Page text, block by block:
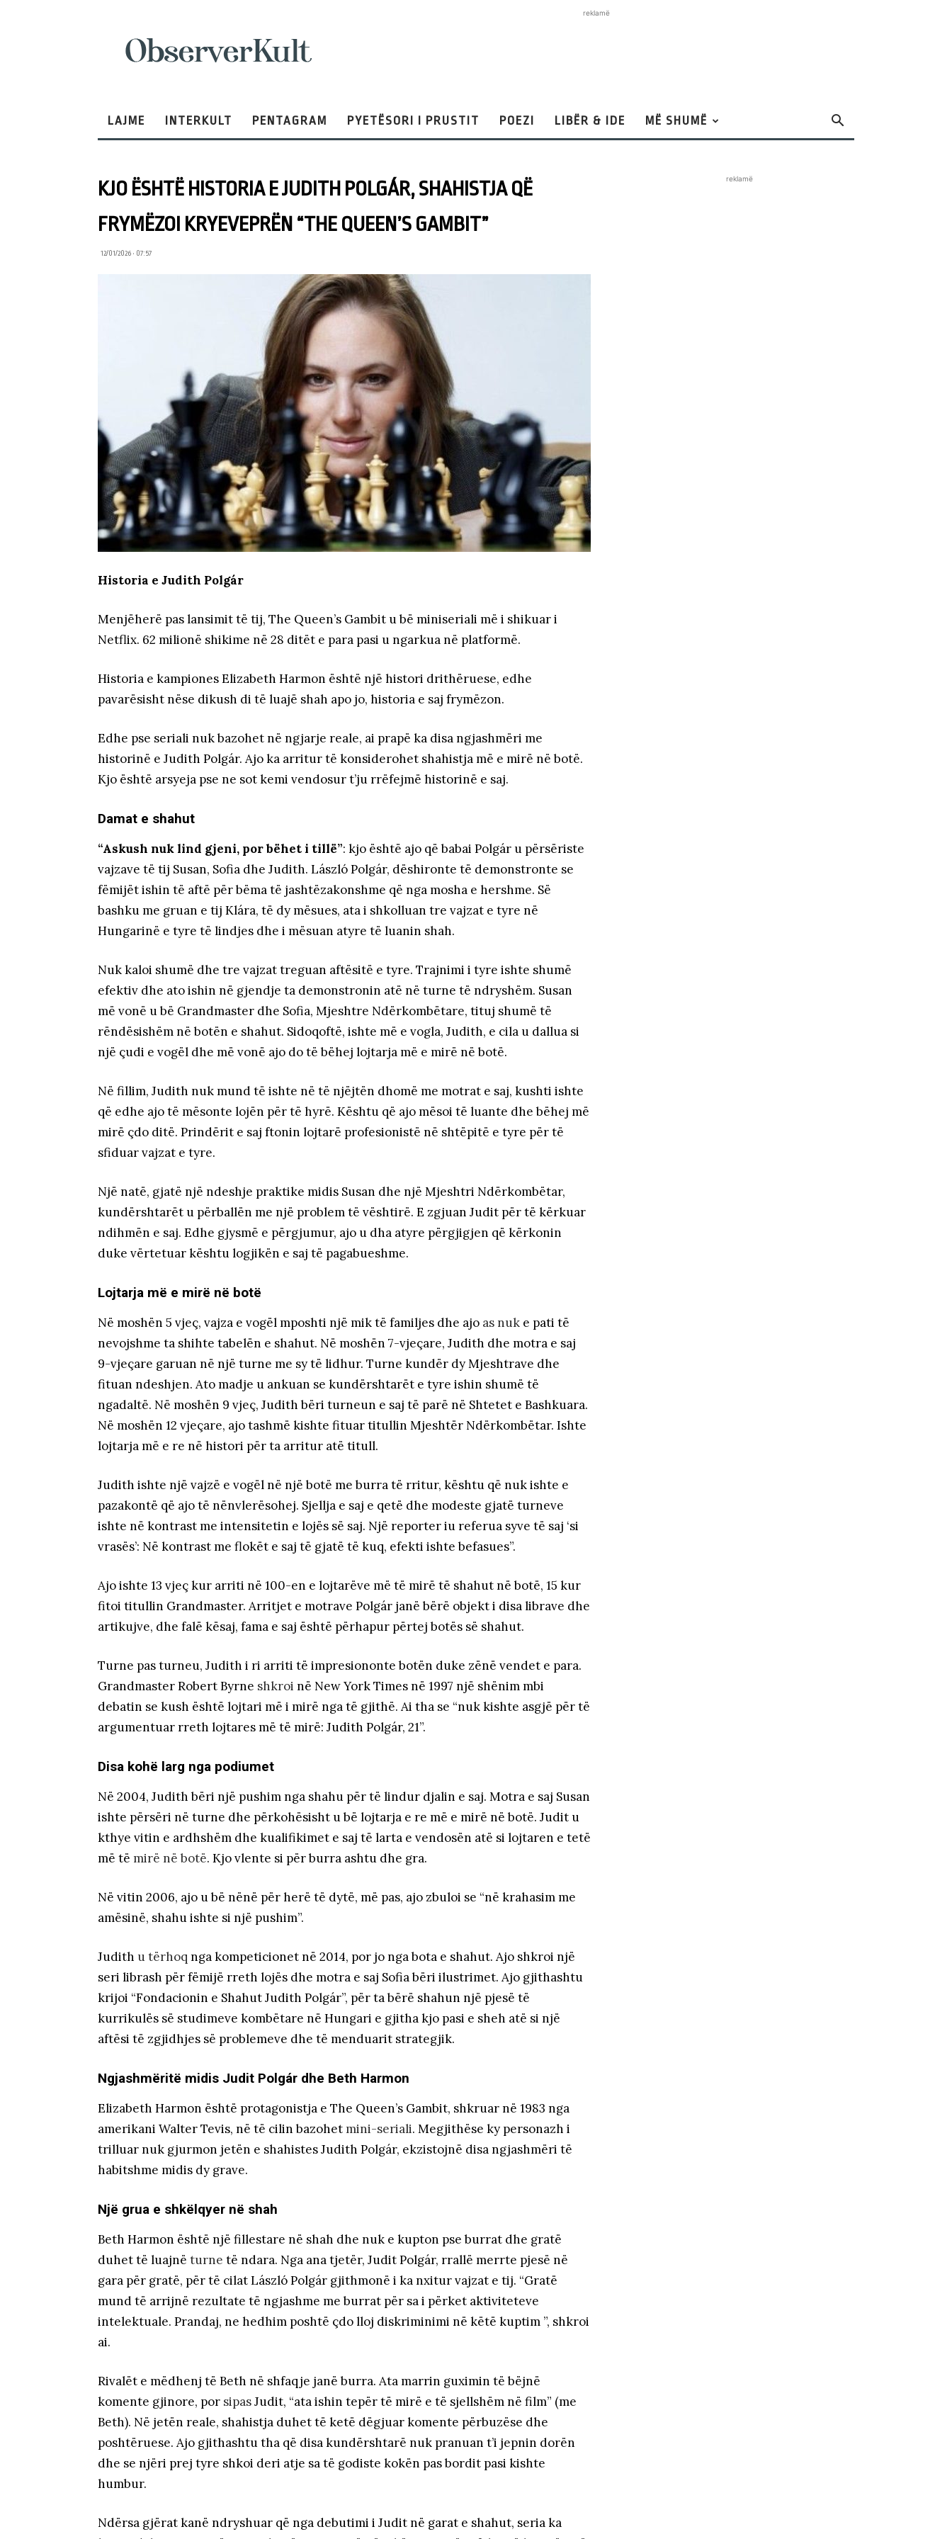
reklamë
LAJME INTERKULT PENTAGRAM PYETËSORI I PRUSTIT POEZI LIBËR & IDE MË SHUMË
KJO ËSHTË HISTORIA E JUDITH POLGÁR, SHAHISTJA QË
FRYMËZOI KRYEVEPRËN “THE QUEEN’S GAMBIT”
12/01/2026 • 07:57
Historia e Judith Polgár
Menjëherë pas lansimit të tij, The Queen’s Gambit u bë miniseriali më i shikuar i
Netflix. 62 milionë shikime në 28 ditët e para pasi u ngarkua në platformë.
Historia e kampiones Elizabeth Harmon është një histori drithëruese, edhe
pavarësisht nëse dikush di të luajë shah apo jo, historia e saj frymëzon.
Edhe pse seriali nuk bazohet në ngjarje reale, ai prapë ka disa ngjashmëri me
historinë e Judith Polgár. Ajo ka arritur të konsiderohet shahistja më e mirë në botë.
Kjo është arsyeja pse ne sot kemi vendosur t’ju rrëfejmë historinë e saj.
Damat e shahut
“Askush nuk lind gjeni, por bëhet i tillë”: kjo është ajo që babai Polgár u përsëriste
vajzave të tij Susan, Sofia dhe Judith. László Polgár, dëshironte të demonstronte se
fëmijët ishin të aftë për bëma të jashtëzakonshme që nga mosha e hershme. Së
bashku me gruan e tij Klára, të dy mësues, ata i shkolluan tre vajzat e tyre në
Hungarinë e tyre të lindjes dhe i mësuan atyre të luanin shah.
Nuk kaloi shumë dhe tre vajzat treguan aftësitë e tyre. Trajnimi i tyre ishte shumë
efektiv dhe ato ishin në gjendje ta demonstronin atë në turne të ndryshëm. Susan
më vonë u bë Grandmaster dhe Sofia, Mjeshtre Ndërkombëtare, tituj shumë të
rëndësishëm në botën e shahut. Sidoqoftë, ishte më e vogla, Judith, e cila u dallua si
një çudi e vogël dhe më vonë ajo do të bëhej lojtarja më e mirë në botë.
Në fillim, Judith nuk mund të ishte në të njëjtën dhomë me motrat e saj, kushti ishte
që edhe ajo të mësonte lojën për të hyrë. Kështu që ajo mësoi të luante dhe bëhej më
mirë çdo ditë. Prindërit e saj ftonin lojtarë profesionistë në shtëpitë e tyre për të
sfiduar vajzat e tyre.
Një natë, gjatë një ndeshje praktike midis Susan dhe një Mjeshtri Ndërkombëtar,
kundërshtarët u përballën me një problem të vështirë. E zgjuan Judit për të kërkuar
ndihmën e saj. Edhe gjysmë e përgjumur, ajo u dha atyre përgjigjen që kërkonin
duke vërtetuar kështu logjikën e saj të pagabueshme.
Lojtarja më e mirë në botë
Në moshën 5 vjeç, vajza e vogël mposhti një mik të familjes dhe ajo as nuk e pati të
nevojshme ta shihte tabelën e shahut. Në moshën 7-vjeçare, Judith dhe motra e saj
9-vjeçare garuan në një turne me sy të lidhur. Turne kundër dy Mjeshtrave dhe
fituan ndeshjen. Ato madje u ankuan se kundërshtarët e tyre ishin shumë të
ngadaltë. Në moshën 9 vjeç, Judith bëri turneun e saj të parë në Shtetet e Bashkuara.
Në moshën 12 vjeçare, ajo tashmë kishte fituar titullin Mjeshtër Ndërkombëtar. Ishte
lojtarja më e re në histori për ta arritur atë titull.
Judith ishte një vajzë e vogël në një botë me burra të rritur, kështu që nuk ishte e
pazakontë që ajo të nënvlerësohej. Sjellja e saj e qetë dhe modeste gjatë turneve
ishte në kontrast me intensitetin e lojës së saj. Një reporter iu referua syve të saj ‘si
vrasës’: Në kontrast me flokët e saj të gjatë të kuq, efekti ishte befasues”.
Ajo ishte 13 vjeç kur arriti në 100-en e lojtarëve më të mirë të shahut në botë, 15 kur
fitoi titullin Grandmaster. Arritjet e motrave Polgár janë bërë objekt i disa librave dhe
artikujve, dhe falë kësaj, fama e saj është përhapur përtej botës së shahut.
Turne pas turneu, Judith i ri arriti të impresiononte botën duke zënë vendet e para.
Grandmaster Robert Byrne shkroi në New York Times në 1997 një shënim mbi
debatin se kush është lojtari më i mirë nga të gjithë. Ai tha se “nuk kishte asgjë për të
argumentuar rreth lojtares më të mirë: Judith Polgár, 21”.
Disa kohë larg nga podiumet
Në 2004, Judith bëri një pushim nga shahu për të lindur djalin e saj. Motra e saj Susan
ishte përsëri në turne dhe përkohësisht u bë lojtarja e re më e mirë në botë. Judit u
kthye vitin e ardhshëm dhe kualifikimet e saj të larta e vendosën atë si lojtaren e tetë
më të mirë në botë. Kjo vlente si për burra ashtu dhe gra.
Në vitin 2006, ajo u bë nënë për herë të dytë, më pas, ajo zbuloi se “në krahasim me
amësinë, shahu ishte si një pushim”.
Judith u tërhoq nga kompeticionet në 2014, por jo nga bota e shahut. Ajo shkroi një
seri librash për fëmijë rreth lojës dhe motra e saj Sofia bëri ilustrimet. Ajo gjithashtu
krijoi “Fondacionin e Shahut Judith Polgár”, për ta bërë shahun një pjesë të
kurrikulës së studimeve kombëtare në Hungari e gjitha kjo pasi e sheh atë si një
aftësi të zgjidhjes së problemeve dhe të menduarit strategjik.
Ngjashmëritë midis Judit Polgár dhe Beth Harmon
Elizabeth Harmon është protagonistja e The Queen’s Gambit, shkruar në 1983 nga
amerikani Walter Tevis, në të cilin bazohet mini-seriali. Megjithëse ky personazh i
trilluar nuk gjurmon jetën e shahistes Judith Polgár, ekzistojnë disa ngjashmëri të
habitshme midis dy grave.
Një grua e shkëlqyer në shah
Beth Harmon është një fillestare në shah dhe nuk e kupton pse burrat dhe gratë
duhet të luajnë turne të ndara. Nga ana tjetër, Judit Polgár, rrallë merrte pjesë në
gara për gratë, për të cilat László Polgár gjithmonë i ka nxitur vajzat e tij. “Gratë
mund të arrijnë rezultate të ngjashme me burrat për sa i përket aktiviteteve
intelektuale. Prandaj, ne hedhim poshtë çdo lloj diskriminimi në këtë kuptim ”, shkroi
ai.
Rivalët e mëdhenj të Beth në shfaqje janë burra. Ata marrin guximin të bëjnë
komente gjinore, por sipasJudit, “ata ishin tepër të mirë e të sjellshëm në film” (me
Beth). Në jetën reale, shahistja duhet të ketë dëgjuar komente përbuzëse dhe
poshtëruese. Ajo gjithashtu tha që disa kundërshtarë nuk pranuan t’i jepnin dorën
dhe se njëri prej tyre shkoi deri atje sa të godiste kokën pas bordit pasi kishte
humbur.
Ndërsa gjërat kanë ndryshuar që nga debutimi i Judit në garat e shahut, seria ka
reklamë